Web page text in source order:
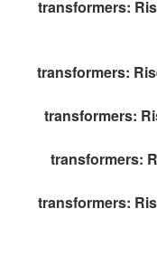
transformers:
transformers:
transformers:
transformers:
transformers: